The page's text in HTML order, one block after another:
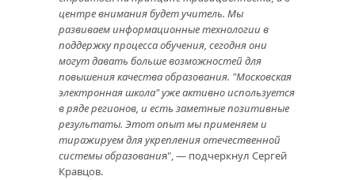
центре внимания будет учитель. Мы
развиваем информационные технологии в
поддержку процесса обучения, сегодня они
могут давать больше возможностей для
повышения качества образования. "Московская
электронная школа" уже активно используется
в ряде регионов, и есть заметные позитивные
результаты. Этот опыт мы применяем и
тиражируем для укрепления отечественной
системы образования", — подчеркнул Сергей
Кравцов.